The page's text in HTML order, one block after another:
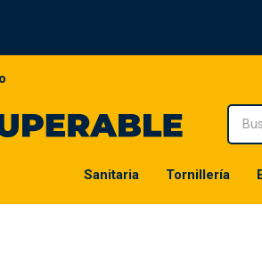
Sanitaria Tornillería